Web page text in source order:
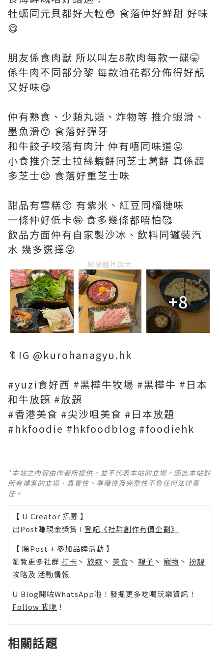
牡蠣同元貝都好大粒😳 食落仲好鮮甜 好味
😋
朋友係食肉獸 所以叫左8款肉每款一碟🤫
係牛肉不同部分黎 每款油花都分佈得好靚
又好味😋
仲有熟食、少類丸類、炸物等 推介蝦滑、
墨魚滑😙 食落好彈牙
和牛餃子咬落有肉汁 仲有唔同味道😛
小食推介芝士拉絲蝦餅同芝士薯餅 真係超
多芝士😍 食落好重芝士味
甜品有雪糕😙 有紫米、紅豆同榴槤味
一條仲好低卡🤪 食多幾條都唔怕🥰
飲品方面仲有自家製沙冰、飲料同罐裝汽
水 幾多選擇😜
點擊圖片放大
+8
🔖IG @kurohanagyu.hk
#yuzi食好西 #黑樺牛牧場 #黑樺牛 #日本
和牛放題 #放題
#香港美食 #尖沙咀美食 #日本放題
#hkfoodie #hkfoodblog #foodiehk
*本站之內容由作者所提供，並不代表本站的立場。因此本站對
所有博客的立場、真實性、準確性及完整性不負任何法律責
任。
【 U Creator 招募 】
出Post賺現金獎賞 l 登記《社群創作有價企劃》
【 睇Post + 參加品牌活動 】
瀏覽更多社群 打卡 丶 旅遊 丶 美食 丶 親子 丶 寵物 丶 扮靚
攻略及 活動情報
U Blog開咗WhatsApp啦！發掘更多吃喝玩樂資訊！
Follow 我哋 ！
相關話題